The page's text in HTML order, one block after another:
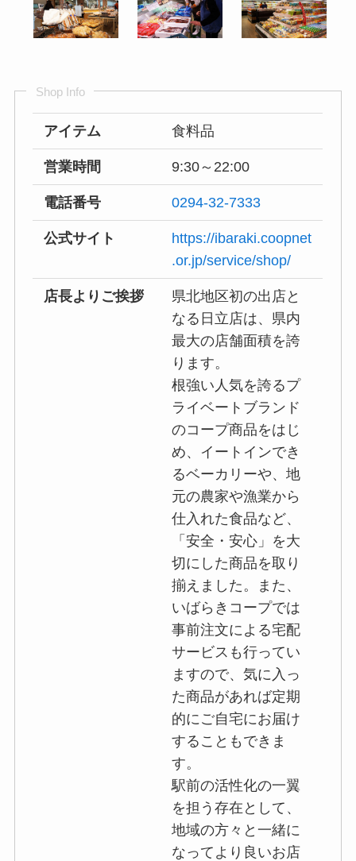
Shop Info
アイテム 食料品
営業時間 9:30～22:00
電話番号 0294-32-7333
公式サイト
https://ibaraki.coopnet
.or.jp/service/shop/
店長よりご挨拶
県北地区初の出店と
なる日立店は、県内
最大の店舗面積を誇
ります。
根強い人気を誇るプ
ライベートブランド
のコープ商品をはじ
め、イートインでき
るベーカリーや、地
元の農家や漁業から
仕入れた食品など、
「安全・安心」を大
切にした商品を取り
揃えました。また、
いばらきコープでは
事前注文による宅配
サービスも行ってい
ますので、気に入っ
た商品があれば定期
的にご自宅にお届け
することもできま
す。
駅前の活性化の一翼
を担う存在として、
地域の方々と一緒に
なってより良いお店